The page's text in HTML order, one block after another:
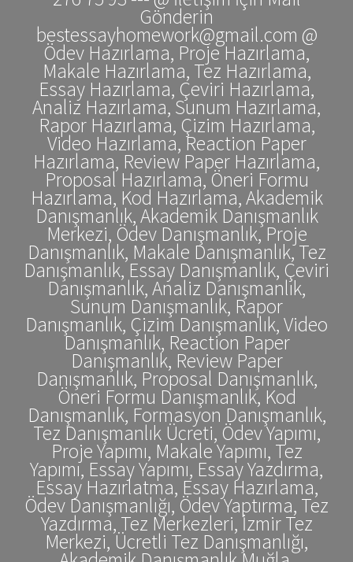
Gönderin
bestessayhomework@gmail.com @
Ödev Hazırlama, Proje Hazırlama,
Makale Hazırlama, Tez Hazırlama,
Essay Hazırlama, Çeviri Hazırlama,
Analiz Hazırlama, Sunum Hazırlama,
Rapor Hazırlama, Çizim Hazırlama,
Video Hazırlama, Reaction Paper
Hazırlama, Review Paper Hazırlama,
Proposal Hazırlama, Öneri Formu
Hazırlama, Kod Hazırlama, Akademik
Danışmanlık, Akademik Danışmanlık
Merkezi, Ödev Danışmanlık, Proje
Danışmanlık, Makale Danışmanlık, Tez
Danışmanlık, Essay Danışmanlık, Çeviri
Danışmanlık, Analiz Danışmanlık,
Sunum Danışmanlık, Rapor
Danışmanlık, Çizim Danışmanlık, Video
Danışmanlık, Reaction Paper
Danışmanlık, Review Paper
Danışmanlık, Proposal Danışmanlık,
Öneri Formu Danışmanlık, Kod
Danışmanlık, Formasyon Danışmanlık,
Tez Danışmanlık Ücreti, Ödev Yapımı,
Proje Yapımı, Makale Yapımı, Tez
Yapımı, Essay Yapımı, Essay Yazdırma,
Essay Hazırlatma, Essay Hazırlama,
Ödev Danışmanlığı, Ödev Yaptırma, Tez
Yazdırma, Tez Merkezleri, İzmir Tez
Merkezi, Ücretli Tez Danışmanlığı,